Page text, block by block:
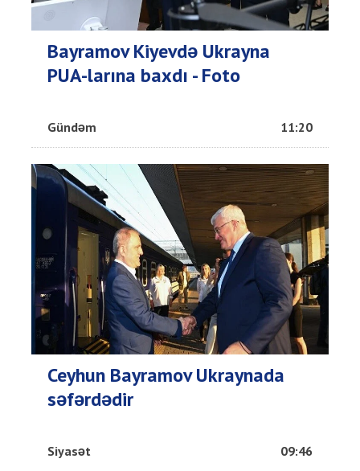
Bayramov Kiyevdə Ukrayna
PUA-larına baxdı - Foto
Gündəm 11:20
Ceyhun Bayramov Ukraynada
səfərdədir
Siyasət 09:46